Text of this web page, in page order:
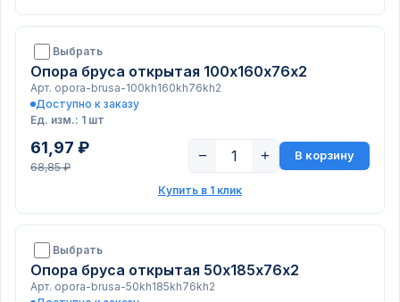
Выбрать
Опора бруса открытая 100х160х76х2
Арт. opora-brusa-100kh160kh76kh2
Доступно к заказу
Ед. изм.: 1 шт
61,97 ₽
68,85 ₽
− + В корзину
Купить в 1 клик
Выбрать
Опора бруса открытая 50х185х76х2
Арт. opora-brusa-50kh185kh76kh2